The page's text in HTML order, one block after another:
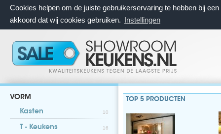
Cookies helpen om de juiste gebruikerservaring te hebben bij
akkoord dat wij cookies gebruiken. Instellingen
VORM
Kasten 10
T - Keukens 16
TOP 5 PRODUCTEN